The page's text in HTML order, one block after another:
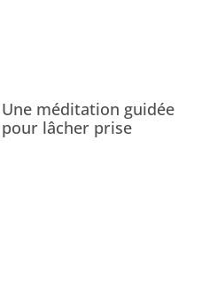
Une méditation guidée
pour lâcher prise